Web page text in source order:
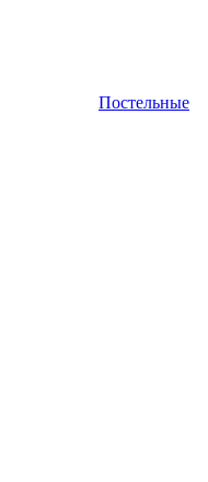
Постельные